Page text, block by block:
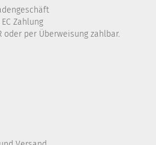
Zahlung
oder per Überweisung zahlbar.